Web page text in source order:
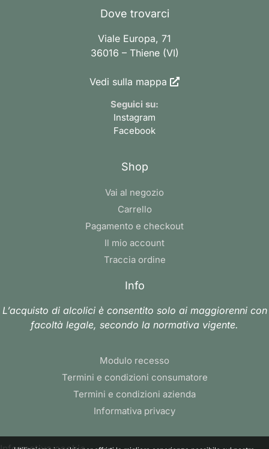
Dove trovarci
Viale Europa, 71
36016 – Thiene (VI)
Vedi sulla mappa
Seguici su:
Instagram
Facebook
Shop
Vai al negozio
Carrello
Pagamento e checkout
Il mio account
Traccia ordine
Info
L’acquisto di alcolici è consentito solo ai maggiorenni con
facoltà legale, secondo la normativa vigente.
Modulo recesso
Termini e condizioni consumatore
Termini e condizioni azienda
Informativa privacy